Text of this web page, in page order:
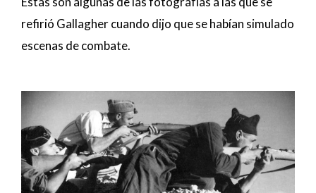
refirió Gallagher cuando dijo que se habían simulado
escenas de combate.